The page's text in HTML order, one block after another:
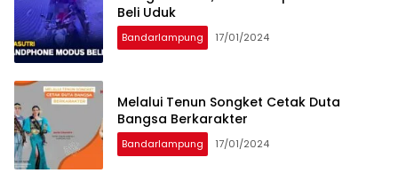
Beli Uduk
Bandarlampung 17/01/2024
Melalui Tenun Songket Cetak Duta
Bangsa Berkarakter
Bandarlampung 17/01/2024